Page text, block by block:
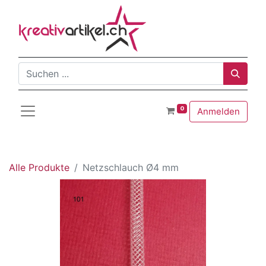
0 Anmelden
Alle Produkte Netzschlauch Ø4 mm